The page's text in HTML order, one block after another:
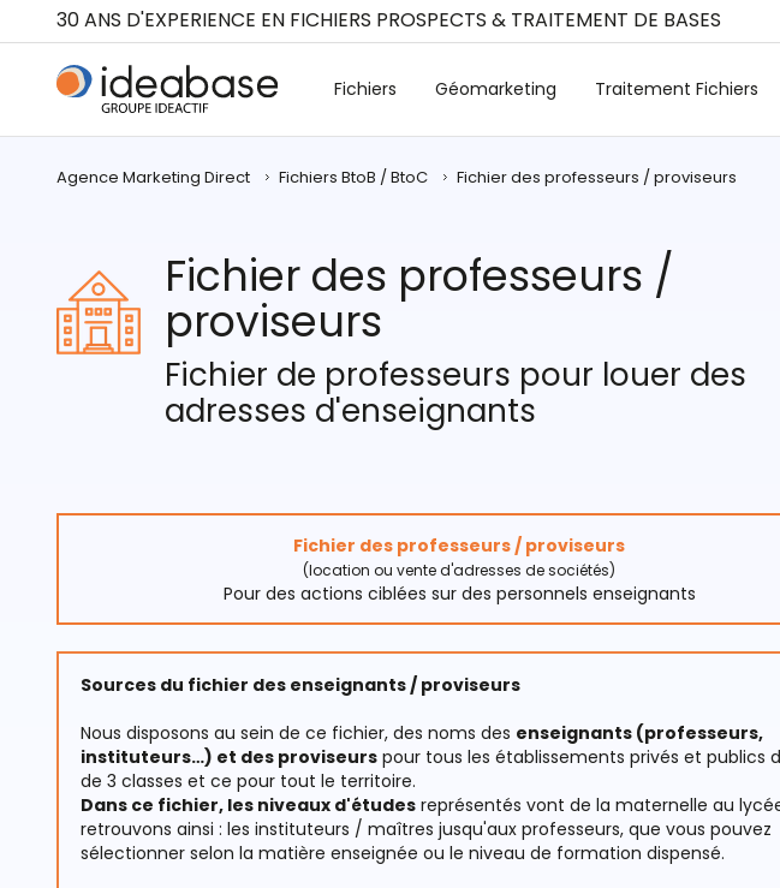
30 ANS D'EXPERIENCE EN FICHIERS PROSPECTS & TRAITEMENT DE BASES
Fichiers Géomarketing Traitement Fichiers
Agence Marketing Direct Fichiers BtoB / BtoC Fichier des professeurs / proviseurs
Fichier des professeurs /
proviseurs
Fichier de professeurs pour louer des
adresses d'enseignants
Fichier des professeurs / proviseurs
(location ou vente d'adresses de sociétés)
Pour des actions ciblées sur des personnels enseignants
Sources du fichier des enseignants / proviseurs
Nous disposons au sein de ce fichier, des noms des enseignants (professeurs,
instituteurs…) et des proviseurs pour tous les établissements privés et publics
de 3 classes et ce pour tout le territoire.
Dans ce fichier, les niveaux d'études représentés vont de la maternelle au
retrouvons ainsi : les instituteurs / maîtres jusqu'aux professeurs, que vous pouvez
sélectionner selon la matière enseignée ou le niveau de formation dispensé.
Panneau de gestion des cookies